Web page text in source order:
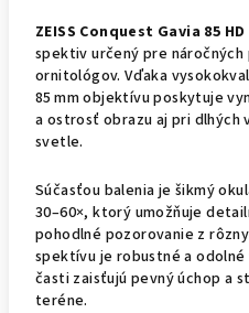
ZEISS Conquest Gavia 85 HD
spektiv určený pre
ornitológov. Vďaka
85 mm objektívu poskytuje
a ostrosť obrazu aj pri dlhých
svetle.
Súčasťou balenia je šikmý
30–60×, ktorý umožňuje
pohodlné pozorovanie z
spektívu je robustné a
časti zaisťujú pevný úchop a
teréne.